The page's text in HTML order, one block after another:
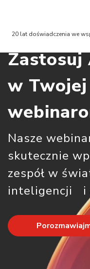
20 lat doświadczenia we
Zastosuj
w
Nasze
skutecznie
zespół w
inteligencji i